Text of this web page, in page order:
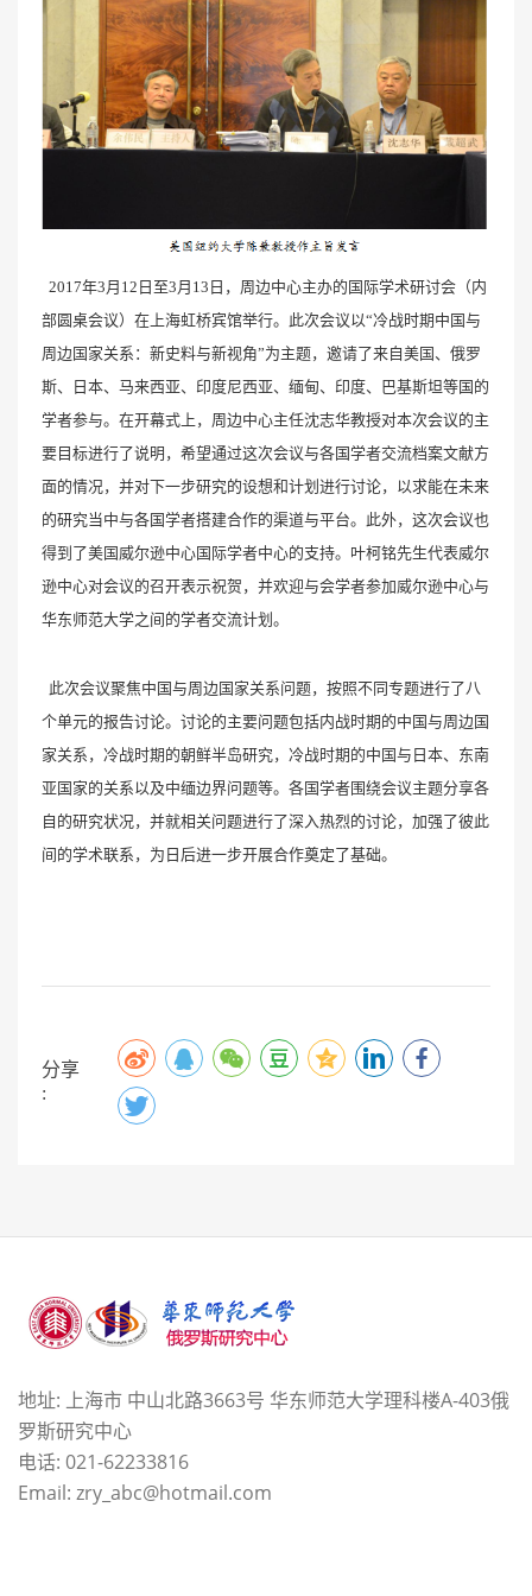
2017年3月12日至3月13日，周边中心主办的国际学术研讨会（内
部圆桌会议）在上海虹桥宾馆举行。此次会议以“冷战时期中国与
周边国家关系：新史料与新视角”为主题，邀请了来自美国、俄罗
斯、日本、马来西亚、印度尼西亚、缅甸、印度、巴基斯坦等国的
学者参与。在开幕式上，周边中心主任沈志华教授对本次会议的主
要目标进行了说明，希望通过这次会议与各国学者交流档案文献方
面的情况，并对下一步研究的设想和计划进行讨论，以求能在未来
的研究当中与各国学者搭建合作的渠道与平台。此外，这次会议也
得到了美国威尔逊中心国际学者中心的支持。叶柯铭先生代表威尔
逊中心对会议的召开表示祝贺，并欢迎与会学者参加威尔逊中心与
华东师范大学之间的学者交流计划。
此次会议聚焦中国与周边国家关系问题，按照不同专题进行了八
个单元的报告讨论。讨论的主要问题包括内战时期的中国与周边国
家关系，冷战时期的朝鲜半岛研究，冷战时期的中国与日本、东南
亚国家的关系以及中缅边界问题等。各国学者围绕会议主题分享各
自的研究状况，并就相关问题进行了深入热烈的讨论，加强了彼此
间的学术联系，为日后进一步开展合作奠定了基础。
分享
:
地址: 上海市 中山北路3663号 华东师范大学理科楼A-403俄
罗斯研究中心
电话: 021-62233816
Email: zry_abc@hotmail.com